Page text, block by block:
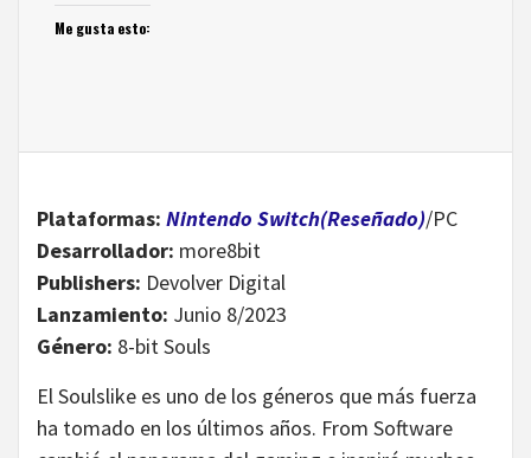
Me gusta esto:
Plataformas: Nintendo Switch(Reseñado)/PC
Desarrollador: more8bit
Publishers: Devolver Digital
Lanzamiento: Junio 8/2023
Género: 8-bit Souls
El Soulslike es uno de los géneros que más fuerza
ha tomado en los últimos años. From Software